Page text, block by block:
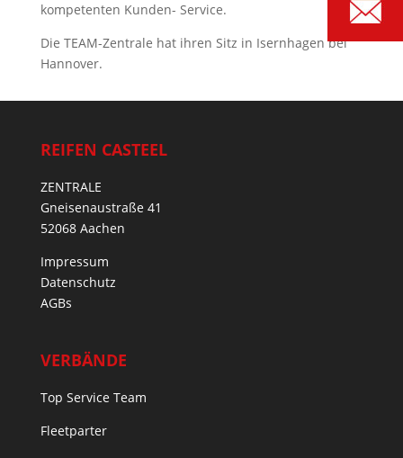
kompetenten Kunden- Service.
Die TEAM-Zentrale hat ihren Sitz in Isernhagen bei
Hannover.
REIFEN CASTEEL
ZENTRALE
Gneisenaustraße 41
52068 Aachen
Impressum
Datenschutz
AGBs
VERBÄNDE
Top Service Team
Fleetparter